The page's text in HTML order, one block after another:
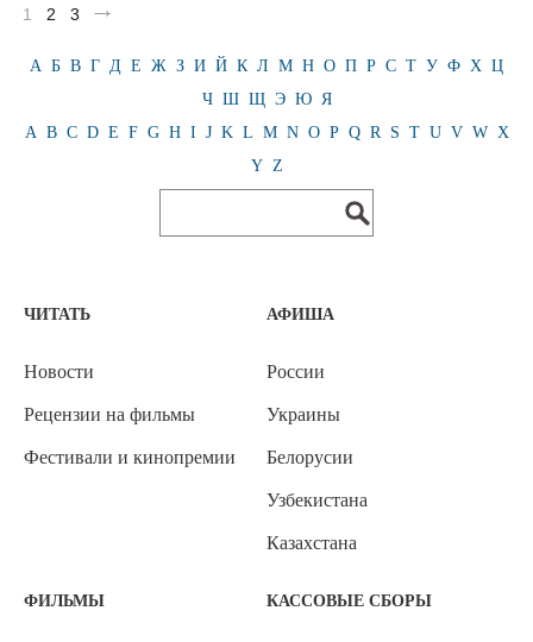
1 2 3
А Б В Г Д Е Ж З И Й К Л М Н О П Р С Т У Ф Х Ц
Ч Ш Щ Э Ю
Я
A B C D E F G H I J K L M N O P Q R S T U V W X
Y
Z
ЧИТАТЬ
Новости
Рецензии на фильмы
Фестивали и кинопремии
АФИША
России
Украины
Белорусии
Узбекистана
Казахстана
ФИЛЬМЫ КАССОВЫЕ СБОРЫ